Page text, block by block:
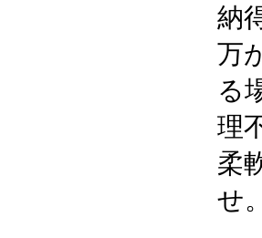
納
万
る
理
柔
せ。